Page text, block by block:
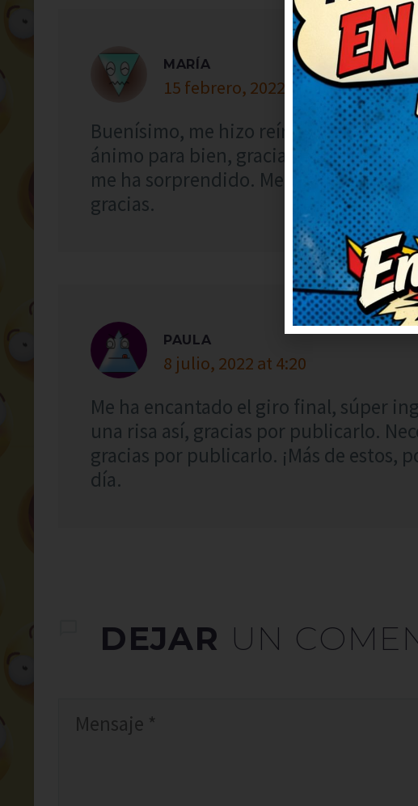
MARÍA
15 febrero, 2022 at 4:53
Buenísimo, me hizo reír a carcajadas.
ánimo para bien, gracias. El juego de
me ha sorprendido. Me ha levantado
gracias.
PAULA
8 julio, 2022 at 4:20
Me ha encantado el giro final, súper
una risa así, gracias por publicarlo.
gracias por publicarlo. ¡Más de estos,
día.
DEJAR UN